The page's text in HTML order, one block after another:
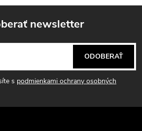
newsletter
s podmienkami ochrany osobných
ODOBERAŤ